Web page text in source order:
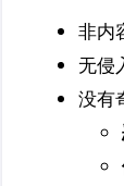
非内
无侵
没有